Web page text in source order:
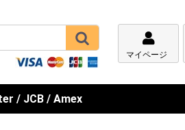
マイページ
/ JCB / Amex